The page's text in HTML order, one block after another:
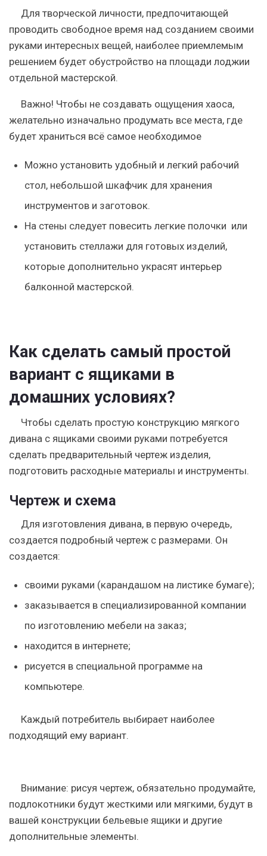
Для творческой личности, предпочитающей
проводить свободное время над созданием своими
руками интересных вещей, наиболее приемлемым
решением будет обустройство на площади лоджии
отдельной мастерской.
Важно! Чтобы не создавать ощущения хаоса,
желательно изначально продумать все места, где
будет храниться всё самое необходимое
Можно установить удобный и легкий рабочий
стол, небольшой шкафчик для хранения
инструментов и заготовок.
На стены следует повесить легкие полочки или
установить стеллажи для готовых изделий,
которые дополнительно украсят интерьер
балконной мастерской.
Как сделать самый простой
вариант с ящиками в
домашних условиях?
Чтобы сделать простую конструкцию мягкого
дивана с ящиками своими руками потребуется
сделать предварительный чертеж изделия,
подготовить расходные материалы и инструменты.
Чертеж и схема
Для изготовления дивана, в первую очередь,
создается подробный чертеж с размерами. Он
создается:
своими руками (карандашом на листике бумаге);
заказывается в специализированной компании
по изготовлению мебели на заказ;
находится в интернете;
рисуется в специальной программе на
компьютере.
Каждый потребитель выбирает наиболее
подходящий ему вариант.
Внимание: рисуя чертеж, обязательно продумайте,
подлокотники будут жесткими или мягкими, будут в
вашей конструкции бельевые ящики и другие
дополнительные элементы.